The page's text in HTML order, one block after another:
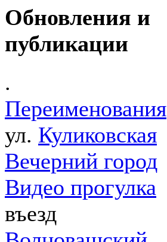
Обновления и
публикации
.
Переименования
ул. Куликовская
Вечерний город
Видео прогулка
въезд